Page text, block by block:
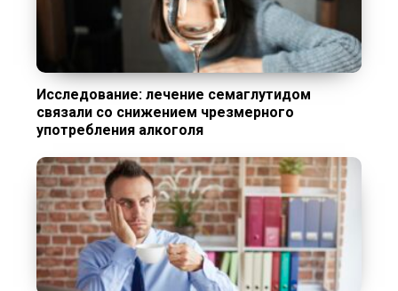
Исследование: лечение семаглутидом
связали со снижением чрезмерного
употребления алкоголя